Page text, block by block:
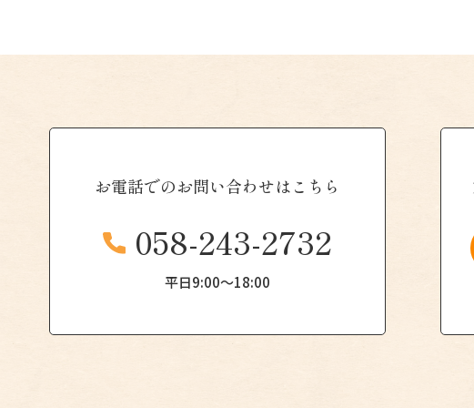
お電話でのお問い合わせはこちら
058-243-2732
平日9:00〜18:00